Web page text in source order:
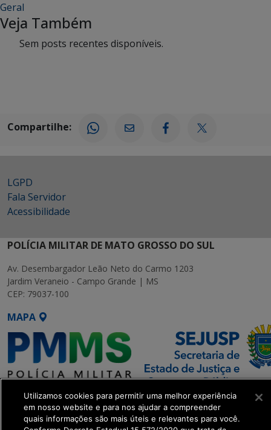
Geral
Veja Também
Sem posts recentes disponíveis.
Compartilhe:
LGPD
Fala Servidor
Acessibilidade
POLÍCIA MILITAR DE MATO GROSSO DO SUL
Av. Desembargador Leão Neto do Carmo 1203
Jardim Veraneio - Campo Grande | MS
CEP: 79037-100
MAPA
SETDIG | Secretaria-Executiva
de Transformação Digital
Utilizamos cookies para permitir uma melhor experiência
em nosso website e para nos ajudar a compreender
quais informações são mais úteis e relevantes para você.